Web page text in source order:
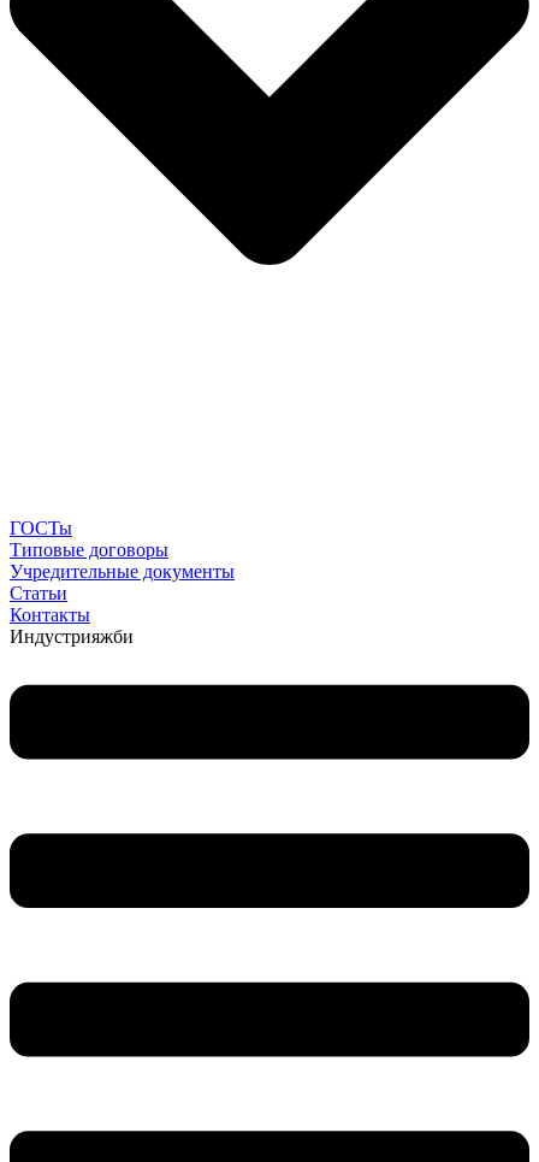
ГОСТы
Типовые договоры
Учредительные документы
Статьи
Контакты
Индустрияжби